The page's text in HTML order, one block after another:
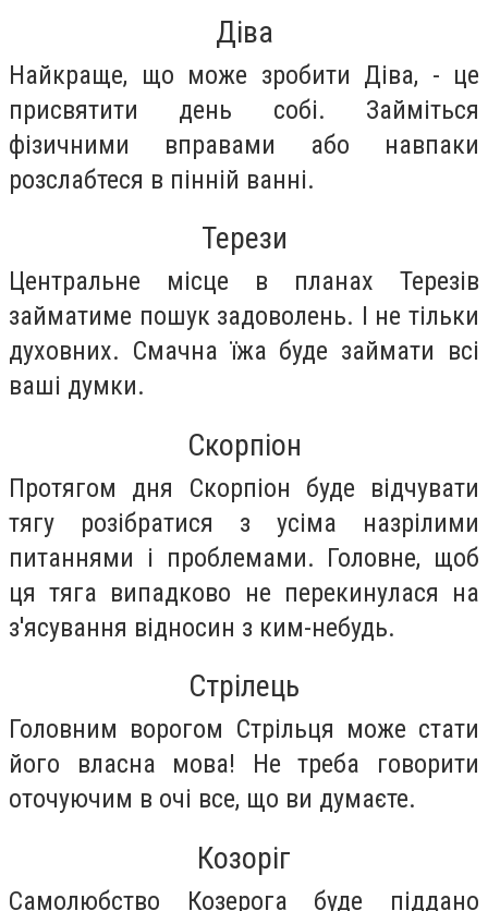
Діва
Найкраще, що може зробити Діва, - це
присвятити день собі. Займіться
фізичними вправами або навпаки
розслабтеся в пінній ванні.
Терези
Центральне місце в планах Терезів
займатиме пошук задоволень. І не тільки
духовних. Смачна їжа буде займати всі
ваші думки.
Скорпіон
Протягом дня Скорпіон буде відчувати
тягу розібратися з усіма назрілими
питаннями і проблемами. Головне, щоб
ця тяга випадково не перекинулася на
з'ясування відносин з ким-небудь.
Стрілець
Головним ворогом Стрільця може стати
його власна мова! Не треба говорити
оточуючим в очі все, що ви думаєте.
Козоріг
Самолюбство Козерога буде піддано